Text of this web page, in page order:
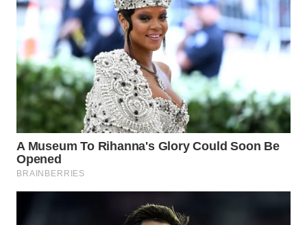
DEPOK
WN
TAPANULI
UTARA
WN
SAMOSIR
WN
PADANG
LAWAS